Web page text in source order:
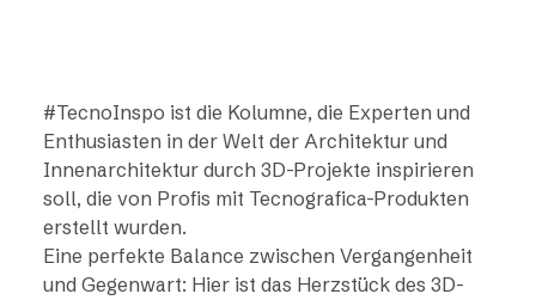
#TecnoInspo ist die Kolumne, die Experten und
Enthusiasten in der Welt der Architektur und
Innenarchitektur durch 3D-Projekte inspirieren
soll, die von Profis mit Tecnografica-Produkten
erstellt wurden.
Eine perfekte Balance zwischen Vergangenheit
und Gegenwart: Hier ist das Herzstück des 3D-